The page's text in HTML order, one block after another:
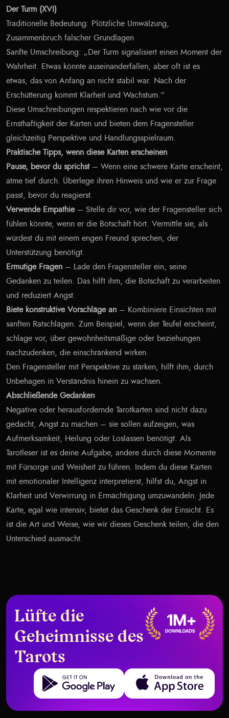
Der Turm (XVI)
Traditionelle Bedeutung: Plötzliche Umwälzung,
Zusammenbruch falscher Grundlagen
Sanfte Umschreibung: „Der Turm signalisiert einen Moment der
Wahrheit. Etwas könnte auseinanderfallen, aber oft ist es
etwas, das von Anfang an nicht stabil war. Nach der
Erschütterung kommt Klarheit und Wachstum.“
Diese Umschreibungen respektieren nach wie vor die
Ernsthaftigkeit der Karten und bieten dem Fragensteller
gleichzeitig Perspektive und Handlungsspielraum.
Praktische Tipps, wenn diese Karten erscheinen
Pause, bevor du sprichst– Wenn eine schwere Karte erscheint,
atme tief durch. Überlege ihren Hinweis und wie er zur Frage
passt, bevor du reagierst.
Verwende Empathie– Stelle dir vor, wie der Fragensteller sich
fühlen könnte, wenn er die Botschaft hört. Vermittle sie, als
würdest du mit einem engen Freund sprechen, der
Unterstützung benötigt.
Ermutige Fragen – Lade den Fragensteller ein, seine
Gedanken zu teilen. Das hilft ihm, die Botschaft zu verarbeiten
und reduziert Angst.
Biete konstruktive Vorschläge an – Kombiniere Einsichten mit
sanften Ratschlägen. Zum Beispiel, wenn der Teufel erscheint,
schlage vor, über gewohnheitsmäßige oder beziehungen
nachzudenken, die einschränkend wirken.
Den Fragensteller mit Perspektive zu stärken, hilft ihm, durch
Unbehagen in Verständnis hinein zu wachsen.
Abschließende Gedanken
Negative oder herausfordernde Tarotkarten sind nicht dazu
gedacht, Angst zu machen – sie sollen aufzeigen, was
Aufmerksamkeit, Heilung oder Loslassen benötigt. Als
Tarotleser ist es deine Aufgabe, andere durch diese Momente
mit Fürsorge und Weisheit zu führen. Indem du diese Karten
mit emotionaler Intelligenz interpretierst, hilfst du, Angst in
Klarheit und Verwirrung in Ermächtigung umzuwandeln. Jede
Karte, egal wie intensiv, bietet das Geschenk der Einsicht. Es
ist die Art und Weise, wie wir dieses Geschenk teilen, die den
Unterschied ausmacht.
Lüfte die
Geheimnisse des
Tarots
Get it on Google Play Download on the App Store